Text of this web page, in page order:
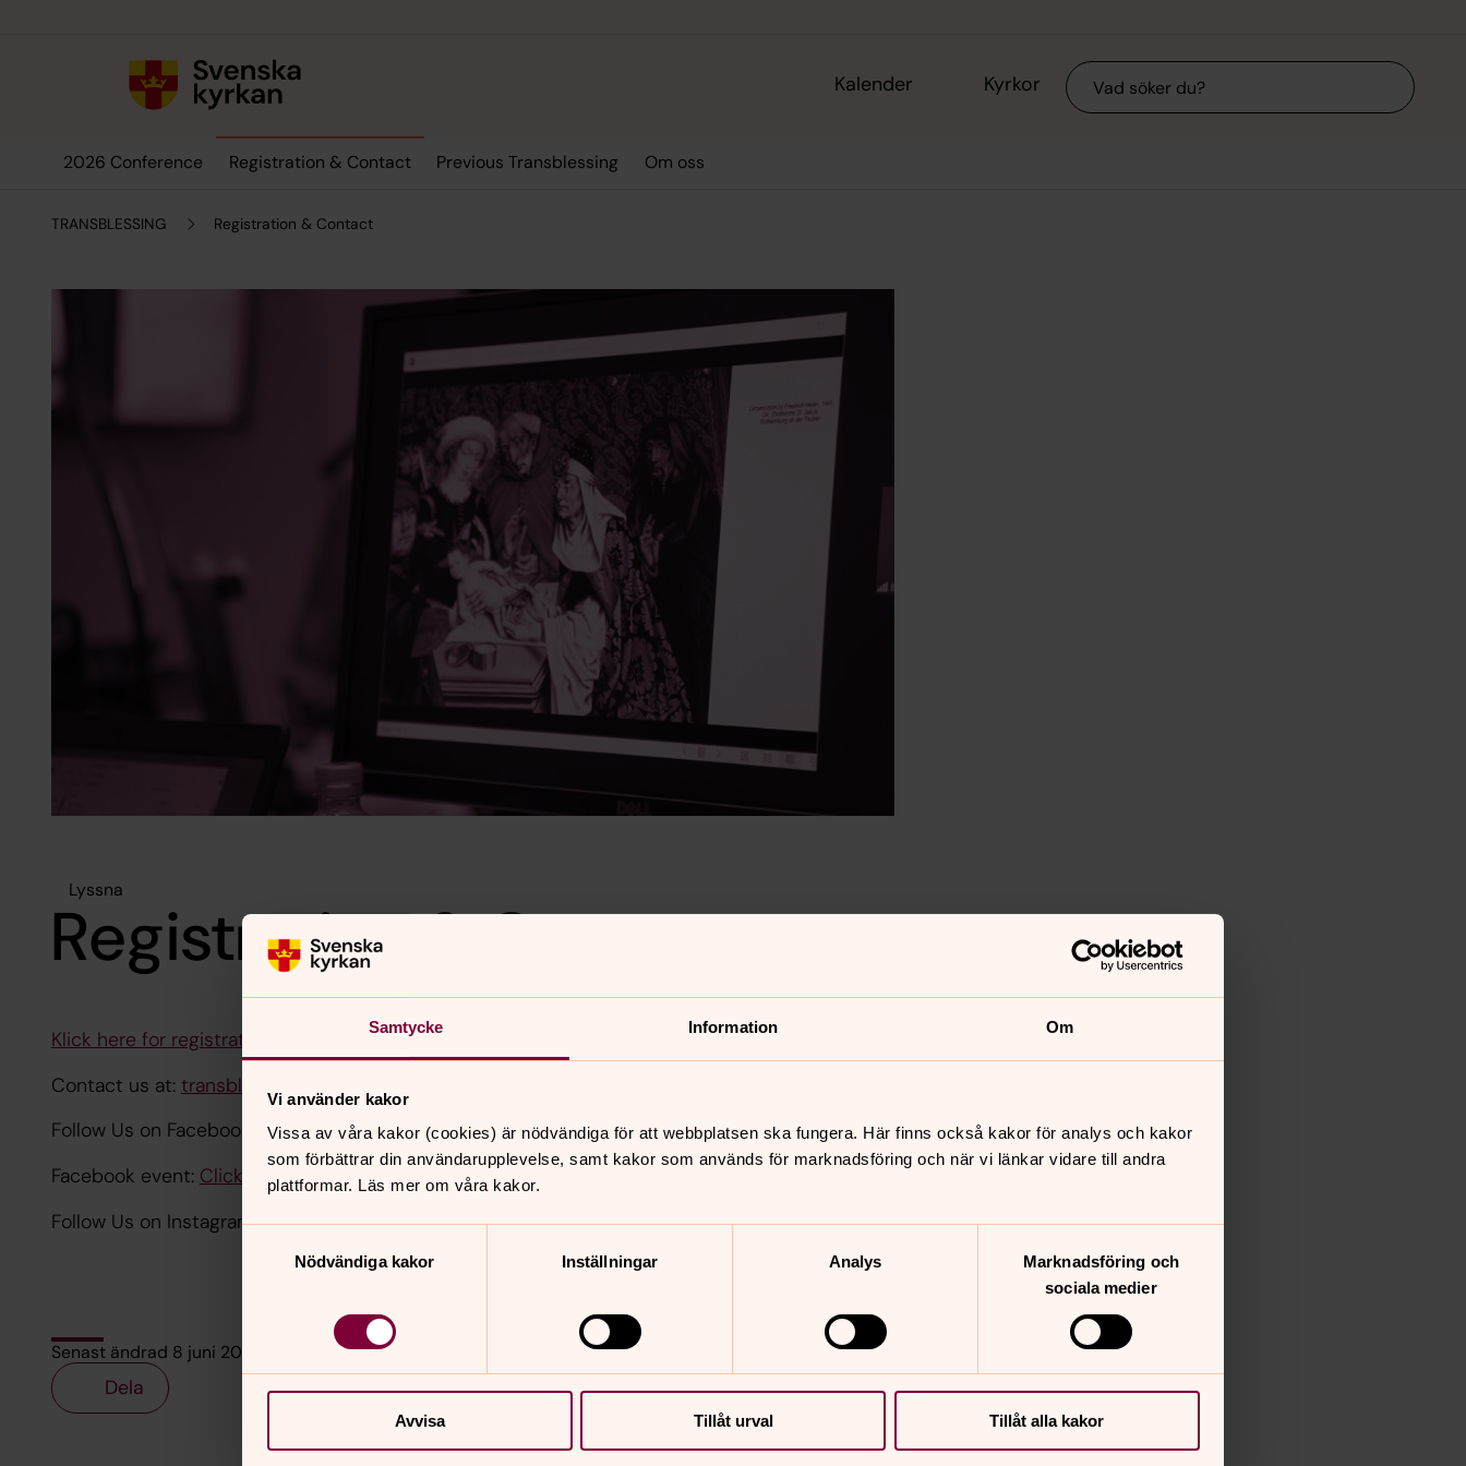
Samtycke Information Om
Vi använder kakor
Vissa av våra kakor (cookies) är nödvändiga för att webbplatsen ska fungera. Här finns också kakor för analys och kakor
som förbättrar din användarupplevelse, samt kakor som används för marknadsföring och när vi länkar vidare till andra
plattformar. Läs mer om våra kakor.
Nödvändiga kakor
Inställningar Analys
Marknadsföring och
sociala medier
Avvisa Tillåt urval Tillåt alla kakor
Kalender Kyrkor Sök
2026 Conference Registration & Contact Previous Transblessing Om oss
TRANSBLESSING Registration & Contact
Lyssna
Registration & Contact
Klick here for registration to the Conference
Contact us at: transblessing@churchofsweden.se
Follow Us on Facebook:
Click here
Facebook event: Click here
Follow Us on Instagram:Klick here
Senast ändrad 8 juni 2026
Dela